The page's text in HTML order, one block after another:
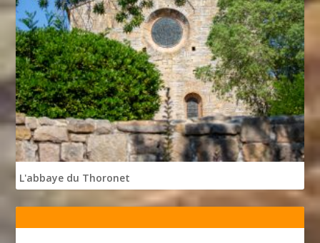
L'abbaye du Thoronet